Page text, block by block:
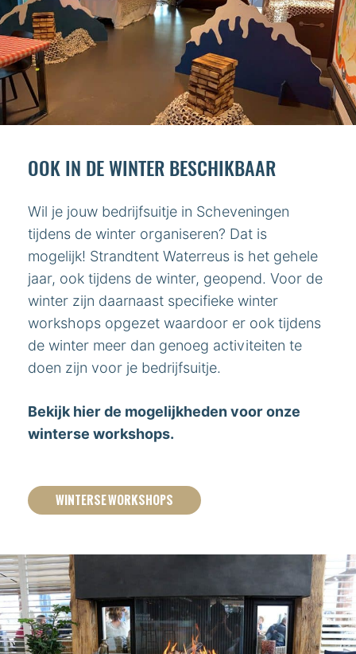
OOK IN DE WINTER BESCHIKBAAR
Wil je jouw bedrijfsuitje in Scheveningen
tijdens de winter organiseren? Dat is
mogelijk! Strandtent Waterreus is het gehele
jaar, ook tijdens de winter, geopend. Voor de
winter zijn daarnaast specifieke winter
workshops opgezet waardoor er ook tijdens
de winter meer dan genoeg activiteiten te
doen zijn voor je bedrijfsuitje.
Bekijk hier de mogelijkheden voor onze
winterse workshops.
WINTERSE WORKSHOPS